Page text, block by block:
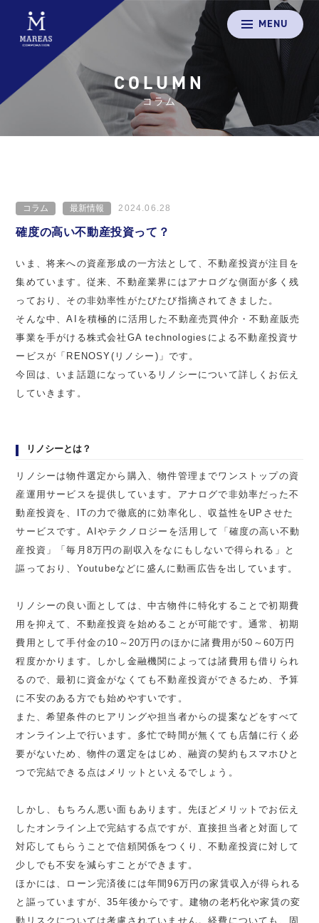
MENU
COLUMN
コラム
コラム 最新情報 2024.06.28
確度の高い不動産投資って？
いま、将来への資産形成の一方法として、不動産投資が注目を
集めています。従来、不動産業界にはアナログな側面が多く残
っており、その非効率性がたびたび指摘されてきました。
そんな中、AIを積極的に活用した不動産売買仲介・不動産販売
事業を手がける株式会社GA technologiesによる不動産投資サ
ービスが「RENOSY(リノシー)」です。
今回は、いま話題になっているリノシーについて詳しくお伝え
していきます。
リノシーとは？
リノシーは物件選定から購入、物件管理までワンストップの資
産運用サービスを提供しています。アナログで非効率だった不
動産投資を、ITの力で徹底的に効率化し、収益性をUPさせた
サービスです。AIやテクノロジーを活用して「確度の高い不動
産投資」「毎月8万円の副収入をなにもしないで得られる」と
謳っており、Youtubeなどに盛んに動画広告を出しています。
リノシーの良い面としては、中古物件に特化することで初期費
用を抑えて、不動産投資を始めることが可能です。通常、初期
費用として手付金の10～20万円のほかに諸費用が50～60万円
程度かかります。しかし金融機関によっては諸費用も借りられ
るので、最初に資金がなくても不動産投資ができるため、予算
に不安のある方でも始めやすいです。
また、希望条件のヒアリングや担当者からの提案などをすべて
オンライン上で行います。多忙で時間が無くても店舗に行く必
要がないため、物件の選定をはじめ、融資の契約もスマホひと
つで完結できる点はメリットといえるでしょう。
しかし、もちろん悪い面もあります。先ほどメリットでお伝え
したオンライン上で完結する点ですが、直接担当者と対面して
対応してもらうことで信頼関係をつくり、不動産投資に対して
少しでも不安を減らすことができます。
ほかには、ローン完済後には年間96万円の家賃収入が得られる
と謳っていますが、35年後からです。建物の老朽化や家賃の変
動リスクについては考慮されていません。経費についても、固